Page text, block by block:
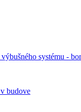
systému -
budove